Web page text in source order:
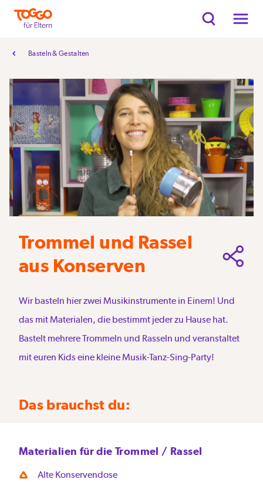
Basteln & Gestalten
Trommel und Rassel
aus Konserven
Wir basteln hier zwei Musikinstrumente in Einem! Und
das mit Materialen, die bestimmt jeder zu Hause hat.
Bastelt mehrere Trommeln und Rasseln und veranstaltet
mit euren Kids eine kleine Musik-Tanz-Sing-Party!
Das brauchst du:
Materialien für die Trommel / Rassel
Alte Konservendose